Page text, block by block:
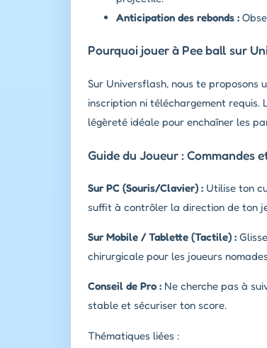
Anticipation des rebonds :
Pourquoi jouer à Pee ball sur
Sur Universflash, nous te proposons
inscription ni téléchargement
légèreté idéale pour enchaîner les
Guide du Joueur : Commandes
Sur PC (Souris/Clavier) : Utilise ton
suffit à contrôler la direction de ton
Sur Mobile / Tablette (Tactile) :
chirurgicale pour les joueurs
Conseil de Pro : Ne cherche pas à
stable et sécuriser ton score.
Thématiques liées :